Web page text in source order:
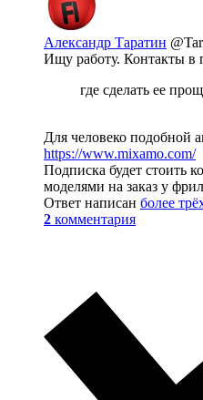
Александр Таратин
Ищу работу. Контакты в
где сделать ее
Для человеко подобной
https://www.mixamo.com/
Подписка будет стоить
моделями на заказ у
Ответ написан более
2 комментария